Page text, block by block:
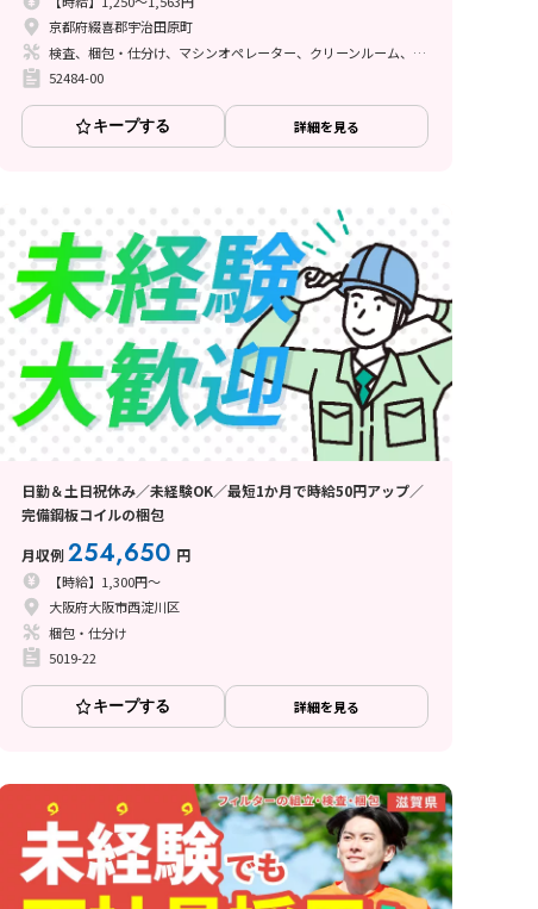
京都府綴喜郡宇治田原町
検査、梱包・仕分け、マシンオペレーター、クリーンルーム、清掃・洗浄、立ち作業
52484-00
キープする 詳細を見る
日勤＆土日祝休み／未経験OK／最短1か月で時給50円アップ／
完備鋼板コイルの梱包
月収例254,650 円
【時給】1,300円～
大阪府大阪市西淀川区
梱包・仕分け
5019-22
キープする 詳細を見る